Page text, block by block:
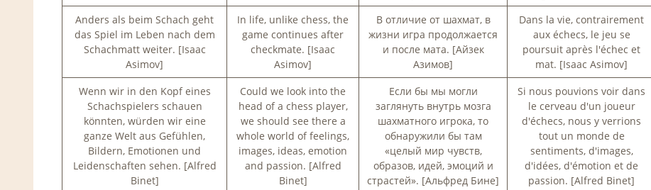
Anders als beim Schach geht
das Spiel im Leben nach dem
Schachmatt weiter. [Isaac
Asimov]
In life, unlike chess, the
game continues after
checkmate. [Isaac
Asimov]
В отличие от шахмат, в
жизни игра продолжается
и после мата. [Айзек
Азимов]
Dans la vie, contrairement
aux échecs, le jeu se
poursuit après l'échec et
mat. [Isaac Asimov]
Wenn wir in den Kopf eines
Schachspielers schauen
könnten, würden wir eine
ganze Welt aus Gefühlen,
Bildern, Emotionen und
Leidenschaften sehen. [Alfred
Binet]
Could we look into the
head of a chess player,
we should see there a
whole world of feelings,
images, ideas, emotion
and passion. [Alfred
Binet]
Если бы мы могли
заглянуть внутрь мозга
шахматного игрока, то
обнаружили бы там
«целый мир чувств,
образов, идей, эмоций и
страстей». [Альфред Бине]
Si nous pouvions voir dans
le cerveau d'un joueur
d'échecs, nous y verrions
tout un monde de
sentiments, d'images,
d'idées, d'émotion et de
passion. [Alfred Binet]